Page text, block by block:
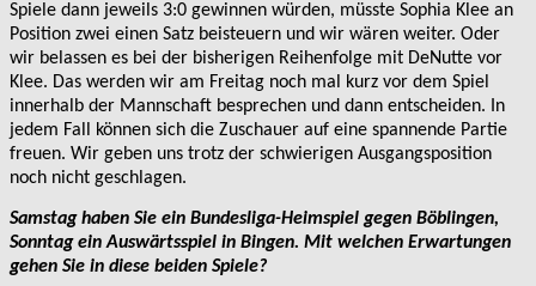
Spiele dann jeweils 3:0 gewinnen würden, müsste Sophia Klee an
Position zwei einen Satz beisteuern und wir wären weiter. Oder
wir belassen es bei der bisherigen Reihenfolge mit DeNutte vor
Klee. Das werden wir am Freitag noch mal kurz vor dem Spiel
innerhalb der Mannschaft besprechen und dann entscheiden. In
jedem Fall können sich die Zuschauer auf eine spannende Partie
freuen. Wir geben uns trotz der schwierigen Ausgangsposition
noch nicht geschlagen.
Samstag haben Sie ein Bundesliga-Heimspiel gegen Böblingen,
Sonntag ein Auswärtsspiel in Bingen. Mit welchen Erwartungen
gehen Sie in diese beiden Spiele?